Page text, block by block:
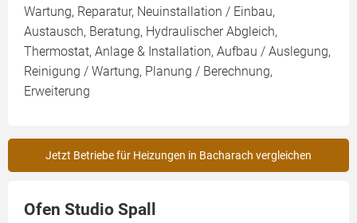
Wartung, Reparatur, Neuinstallation / Einbau,
Austausch, Beratung, Hydraulischer Abgleich,
Thermostat, Anlage & Installation, Aufbau / Auslegung,
Reinigung / Wartung, Planung / Berechnung,
Erweiterung
Jetzt Betriebe für Heizungen in Bacharach vergleichen
Ofen Studio Spall